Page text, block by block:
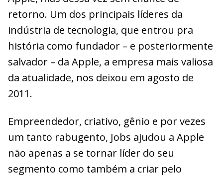
retorno. Um dos principais líderes da
indústria de tecnologia, que entrou pra
história como fundador – e posteriormente
salvador – da Apple, a empresa mais valiosa
da atualidade, nos deixou em agosto de
2011.
Empreendedor, criativo, gênio e por vezes
um tanto rabugento, Jobs ajudou a Apple
não apenas a se tornar líder do seu
segmento como também a criar pelo